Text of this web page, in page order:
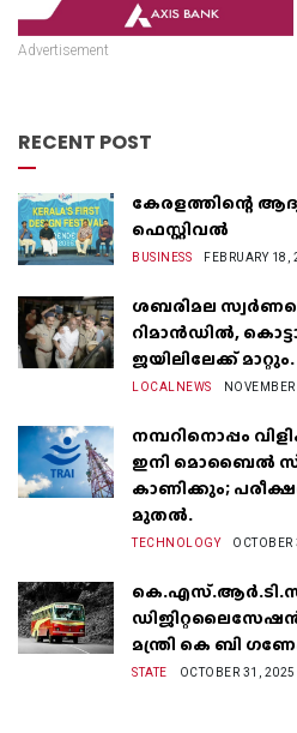
Advertisement
RECENT POST
കേരളത്തിന്റെ
ഫെസ്റ്റിവൽ
BUSINESS FEBRUARY 18,
ശബരിമല
റിമാൻഡിൽ,
ജയിലിലേക്ക് മാറ്റും.
LOCALNEWS
നമ്പറിനൊപ്പം
ഇനി മൊബൈൽ
കാണിക്കും;
മുതല്‍.
TECHNOLOGY
മന്ത്രി കെ ബി
STATE OCTOBER 31, 2025